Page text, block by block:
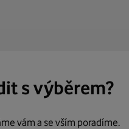
s výběrem?
vám a se vším poradíme.